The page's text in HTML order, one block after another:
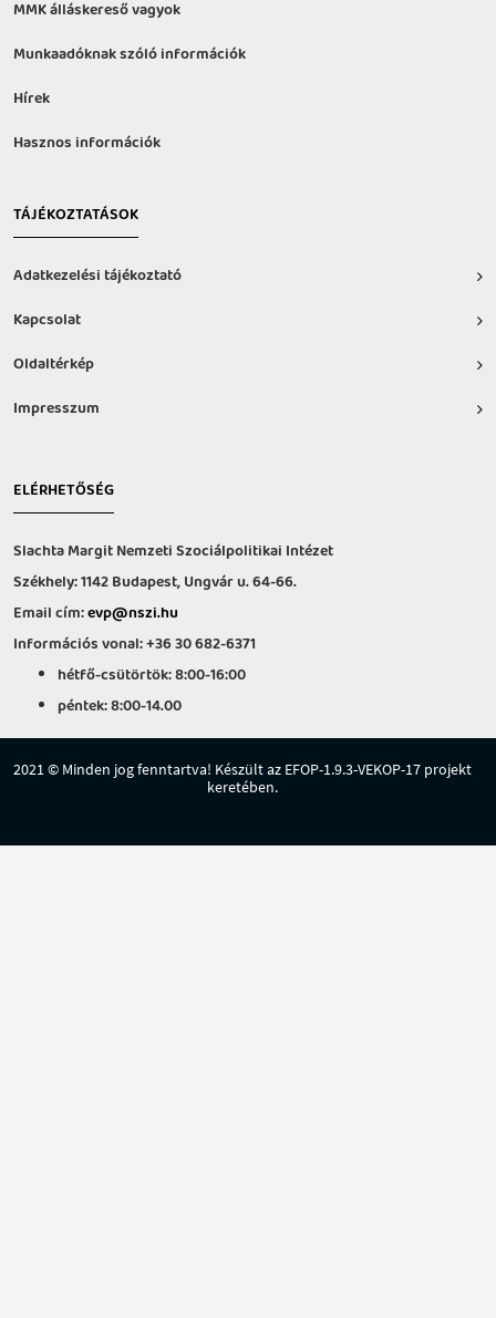
MMK álláskereső vagyok
Munkaadóknak szóló információk
Hírek
Hasznos információk
TÁJÉKOZTATÁSOK
Adatkezelési tájékoztató
Kapcsolat
Oldaltérkép
Impresszum
ELÉRHETŐSÉG
Slachta Margit Nemzeti Szociálpolitikai Intézet
Székhely: 1142 Budapest, Ungvár u. 64-66.
Email cím:evp@nszi.hu
Információs vonal: +36 30 682-6371
hétfő-csütörtök: 8:00-16:00
péntek: 8:00-14.00
2021 © Minden jog fenntartva! Készült az EFOP-1.9.3-VEKOP-17 projekt
keretében.